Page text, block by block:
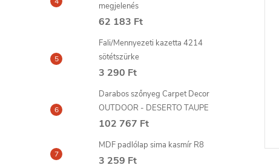
megjelenés
62 183 Ft
Fali/Mennyezeti kazetta 4214
sötétszürke
3 290 Ft
Darabos szőnyeg Carpet Decor
OUTDOOR - DESERTO TAUPE
102 767 Ft
MDF padlólap sima kasmír R8
3 259 Ft
MAX ragasztó
KOSÁRBA
MARDOM glett hézagokhoz
és stukkó javításához 330g
4 436 Ft
szállítási idő: 6-8
nap
KOSÁRBA